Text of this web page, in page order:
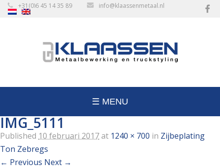
+31(0)6 45 14 35 89 info@klaassenmetaal.nl
☰ MENU
IMG_5111
Published 10 februari 2017at 1240 × 700 in Zijbeplating
Ton Zebregs
← Previous Next →